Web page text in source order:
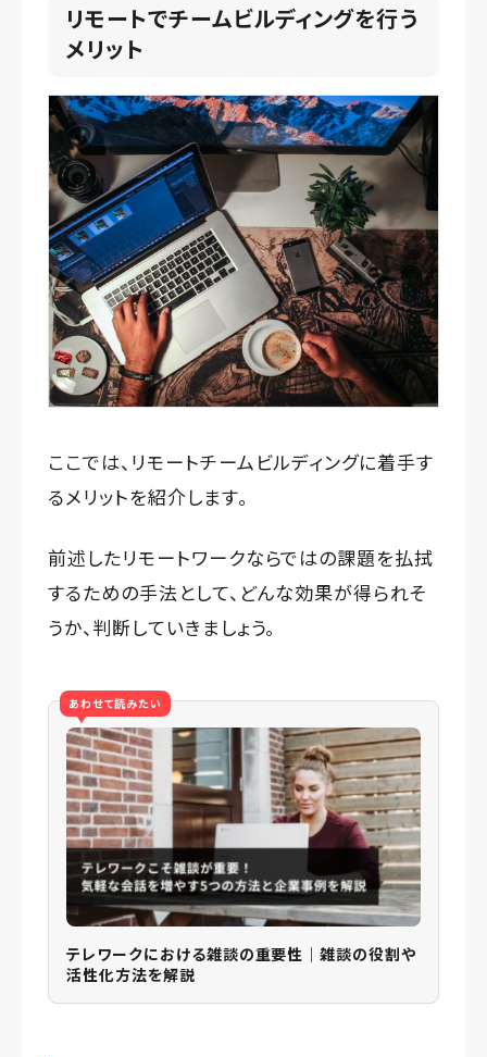
リモートでチームビルディングを行う
メリット
ここでは、リモートチームビルディングに着手す
るメリットを紹介します。
前述したリモートワークならではの課題を払拭
するための手法として、どんな効果が得られそ
うか、判断していきましょう。
あわせて読みたい
テレワークにおける雑談の重要性｜雑談の役割や
活性化方法を解説